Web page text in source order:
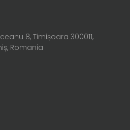
8, Timișoara 300011,
Romania